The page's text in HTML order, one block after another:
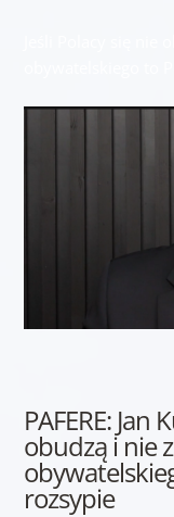
PAFERE: Jan
obudzą i nie
rozsypie